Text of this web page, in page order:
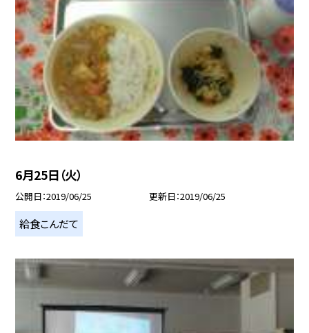
6月25日（火）
公開日 2019/06/25 更新日 2019/06/25
給食こんだて